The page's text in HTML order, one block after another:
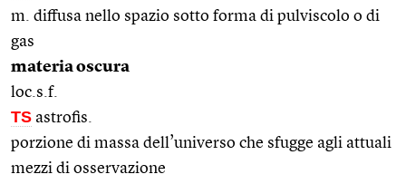
m. diffusa nello spazio sotto forma di pulviscolo o di
gas
materia oscura
loc.s.f.
TS astrofis.
porzione di massa dell’universo che sfugge agli attuali
mezzi di osservazione